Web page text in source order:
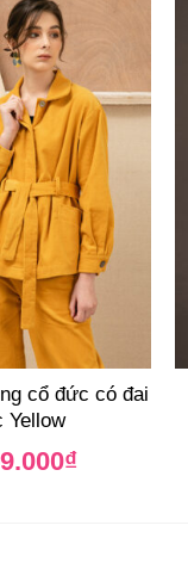
cổ đức có đai
Yellow
₫